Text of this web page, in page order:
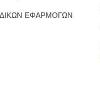
ΕΦΑΡΜΟΓΩΝ